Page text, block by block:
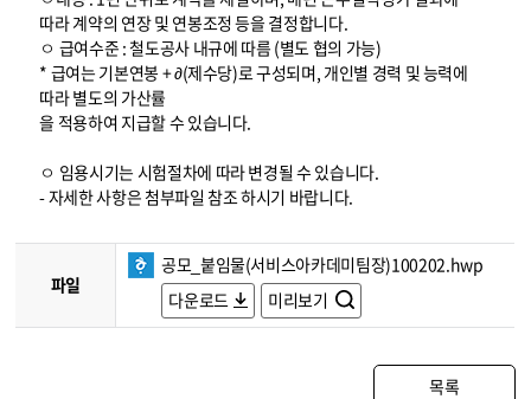
따라 계약의 연장 및 연봉조정 등을 결정합니다.
ㅇ 급여수준 : 철도공사 내규에 따름 (별도 협의 가능)
* 급여는 기본연봉 + ∂(제수당)로 구성되며, 개인별 경력 및 능력에
따라 별도의 가산률
을 적용하여 지급할 수 있습니다.
ㅇ 임용시기는 시험절차에 따라 변경될 수 있습니다.
- 자세한 사항은 첨부파일 참조 하시기 바랍니다.
파일
공모_붙임물(서비스아카데미팀장)100202.hwp
다운로드
미리보기
목록